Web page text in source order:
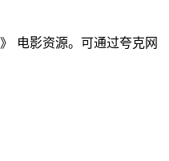
电影资源。可通过夸克网